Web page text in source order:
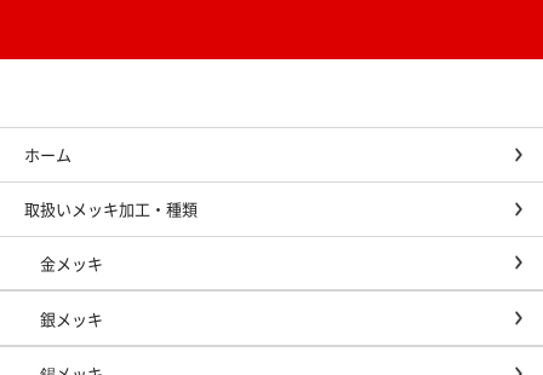
ホーム
取扱いメッキ加工・種類
金メッキ
銀メッキ